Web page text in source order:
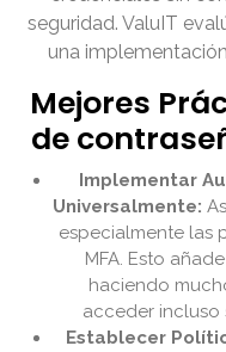
seguridad. ValuIT
una
Mejores
de
Implementar
Universalmente:
especialmente las
MFA. Esto
haciendo
acceder incluso
Establecer